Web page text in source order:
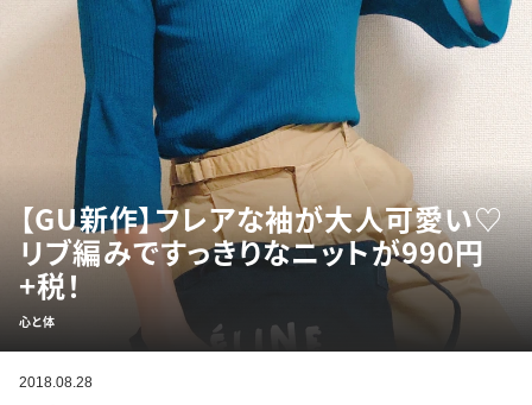
【GU新作】フレアな袖が大人可愛い♡
リブ編みですっきりなニットが990円
+税！
心と体
2018.08.28